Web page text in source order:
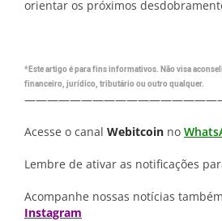
orientar os próximos
*Este artigo é para fins informativos. Não visa
financeiro, jurídico, tributário ou outro qualquer.
Acesse o canal Webitcoin no
Lembre de ativar as notificações
Acompanhe nossas notícias
Instagram